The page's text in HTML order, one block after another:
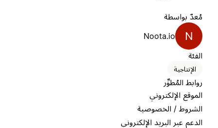
مُعدّ بواسطة
N
Noota.io
الفئة
الإنتاجية
روابط المُطوِّر
الموقع الإلكتروني
الشروط / الخصوصية
الدعم عبر البريد الإلكتروني